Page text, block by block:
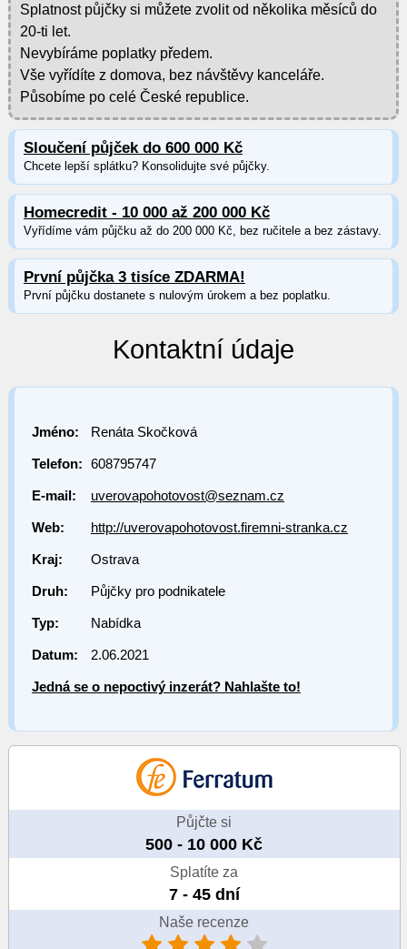
Splatnost půjčky si můžete zvolit od několika měsíců do
20-ti let.
Nevybíráme poplatky předem.
Vše vyřídíte z domova, bez návštěvy kanceláře.
Působíme po celé České republice.
Sloučení půjček do 600 000 Kč
Chcete lepší splátku? Konsolidujte své půjčky.
Homecredit - 10 000 až 200 000 Kč
Vyřídíme vám půjčku až do 200 000 Kč, bez ručitele a bez zástavy.
První půjčka 3 tisíce ZDARMA!
První půjčku dostanete s nulovým úrokem a bez poplatku.
Kontaktní údaje
Jméno: Renáta Skočková
Telefon: 608795747
E-mail: uverovapohotovost@seznam.cz
Web: http://uverovapohotovost.firemni-stranka.cz
Kraj: Ostrava
Druh: Půjčky pro podnikatele
Typ: Nabídka
Datum: 2.06.2021
Jedná se o nepoctivý inzerát? Nahlašte to!
Půjčte si
500 - 10 000 Kč
Splatíte za
7 - 45 dní
Naše recenze